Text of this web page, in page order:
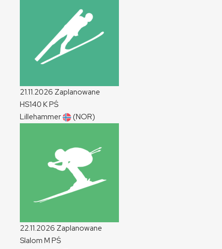
21.11.2026 Zaplanowane
HS140 KPŚ
Lillehammer
(NOR)
22.11.2026 Zaplanowane
Slalom M PŚ